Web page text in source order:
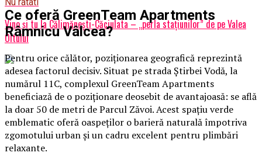
Vino şi tu la Călimăneşti-Căciulata – „perla staţiunilor” de pe Valea
Oltului
Ce oferă GreenTeam Apartments
Râmnicu Vâlcea?
Pentru orice călător, poziționarea geografică reprezintă
adesea factorul decisiv. Situat pe strada Știrbei Vodă, la
numărul 11C, complexul GreenTeam Apartments
beneficiază de o poziționare deosebit de avantajoasă: se află
la doar 50 de metri de Parcul Zăvoi. Acest spațiu verde
emblematic oferă oaspeților o barieră naturală împotriva
zgomotului urban și un cadru excelent pentru plimbări
relaxante.